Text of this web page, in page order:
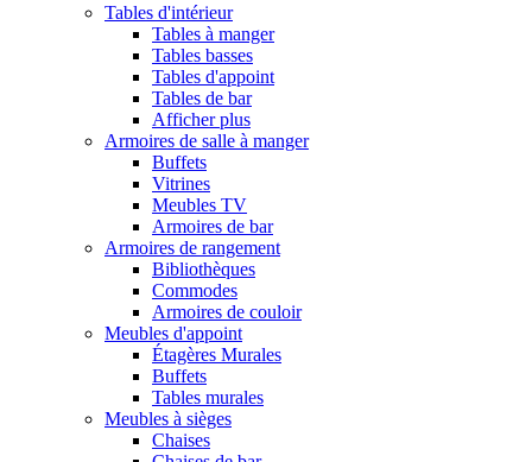
Tables d'intérieur
Tables à manger
Tables basses
Tables d'appoint
Tables de bar
Afficher plus
Armoires de salle à manger
Buffets
Vitrines
Meubles TV
Armoires de bar
Armoires de rangement
Bibliothèques
Commodes
Armoires de couloir
Meubles d'appoint
Étagères Murales
Buffets
Tables murales
Meubles à sièges
Chaises